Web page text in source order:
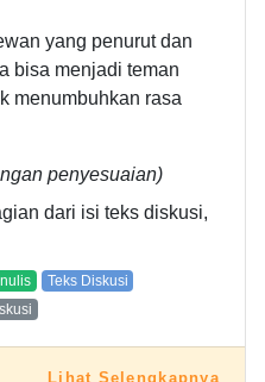
yang penurut dan
bisa menjadi teman
menumbuhkan rasa
penyesuaian)
dari isi teks diskusi,
Teks Diskusi
Lihat Selengkapnya